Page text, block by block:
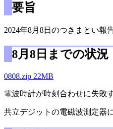
要旨
2024年8月8日のつきまとい報
8月8日までの状況
0808.zip 22MB
電波時計が時刻合わせに失敗
共立デジットの電磁波測定器